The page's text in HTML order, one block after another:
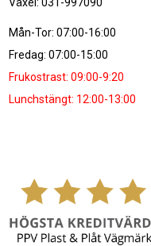
Mån-Tor: 07:00-16:00
Fredag: 07:00-15:00
Frukostrast: 09:00-9:20
Lunchstängt: 12:00-13:00